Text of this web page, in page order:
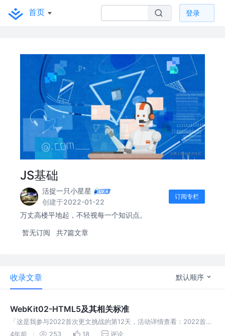
首页 登录
JS基础
活捉一只小星星
创建于2022-01-22
订阅专栏
万丈高楼平地起，不轻视每一个知识点。
暂无订阅 共7篇文章
收录文章 默认顺序
WebKit02-HTML5及其相关标准
「这是我参与2022首次更文挑战的第12天，活动详情查看：2022首次
更文挑战」。 HTML5实际上包含了一系列的标准，一共包含了10个大
4年前 253 18 评论